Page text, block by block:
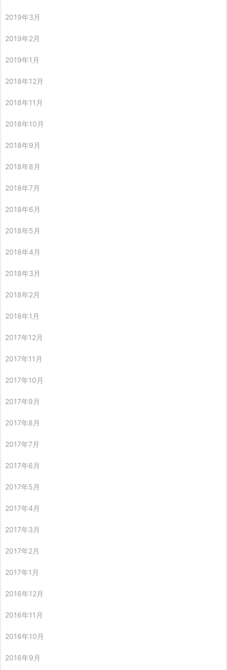
2019年3月
2019年2月
2019年1月
2018年12月
2018年11月
2018年10月
2018年9月
2018年8月
2018年7月
2018年6月
2018年5月
2018年4月
2018年3月
2018年2月
2018年1月
2017年12月
2017年11月
2017年10月
2017年9月
2017年8月
2017年7月
2017年6月
2017年5月
2017年4月
2017年3月
2017年2月
2017年1月
2016年12月
2016年11月
2016年10月
2016年9月